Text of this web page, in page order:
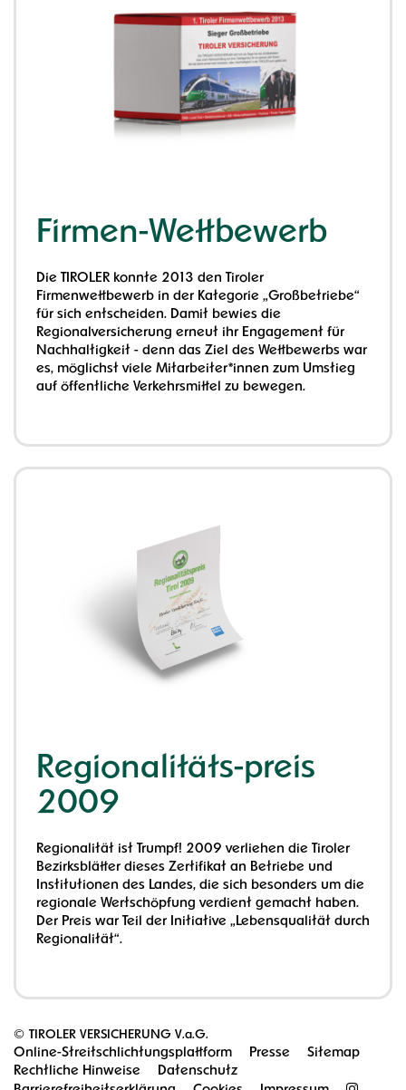
Firmen-Wettbewerb
Die TIROLER konnte 2013 den Tiroler
Firmenwettbewerb in der Kategorie „Großbetriebe“
für sich entscheiden. Damit bewies die
Regionalversicherung erneut ihr Engagement für
Nachhaltigkeit - denn das Ziel des Wettbewerbs war
es, möglichst viele Mitarbeiter*innen zum Umstieg
auf öffentliche Verkehrsmittel zu bewegen.
Regionalitäts-preis
2009
Regionalität ist Trumpf! 2009 verliehen die Tiroler
Bezirksblätter dieses Zertifikat an Betriebe und
Institutionen des Landes, die sich besonders um die
regionale Wertschöpfung verdient gemacht haben.
Der Preis war Teil der Initiative „Lebensqualität durch
Regionalität“.
© TIROLER VERSICHERUNG V.a.G.
Online-Streitschlichtungsplattform
Presse
Sitemap
Rechtliche Hinweise
Datenschutz